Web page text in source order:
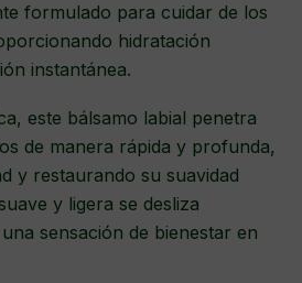
formulado para cuidar de los
hidratación
instantánea.
este bálsamo labial penetra
de manera rápida y profunda,
y restaurando su suavidad
y ligera se desliza
sensación de bienestar en